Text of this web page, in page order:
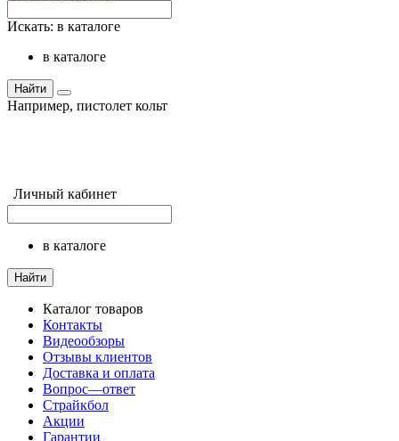
Искать: в каталоге
в каталоге
Найти
Например, пистолет кольт
Личный кабинет
в каталоге
Найти
Каталог товаров
Контакты
Видеообзоры
Отзывы клиентов
Доставка и оплата
Вопрос—ответ
Страйкбол
Акции
Гарантии